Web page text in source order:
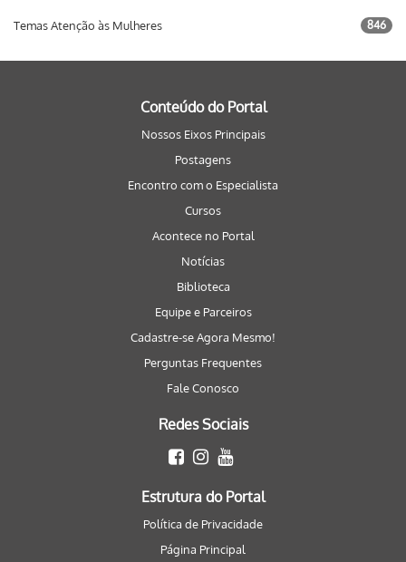
Temas Atenção às Mulheres 846
Conteúdo do Portal
Nossos Eixos Principais
Postagens
Encontro com o Especialista
Cursos
Acontece no Portal
Notícias
Biblioteca
Equipe e Parceiros
Cadastre-se Agora Mesmo!
Perguntas Frequentes
Fale Conosco
Redes Sociais
Estrutura do Portal
Política de Privacidade
Página Principal